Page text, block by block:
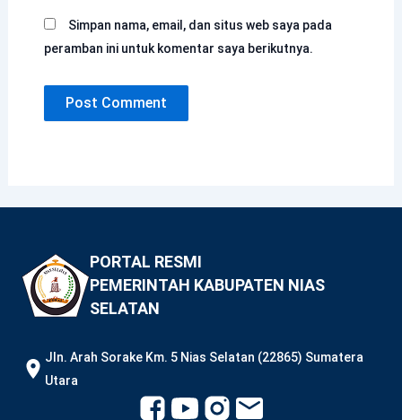
Simpan nama, email, dan situs web saya pada
peramban ini untuk komentar saya berikutnya.
PORTAL RESMI
PEMERINTAH KABUPATEN NIAS
SELATAN
JIn. Arah Sorake Km. 5 Nias Selatan (22865) Sumatera
Utara